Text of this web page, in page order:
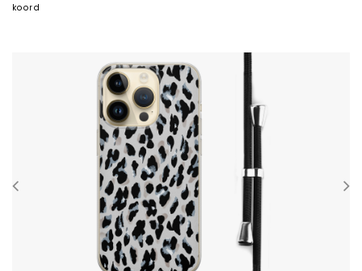
koord